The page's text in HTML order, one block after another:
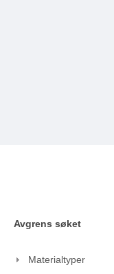
Avgrens søket
Materialtyper